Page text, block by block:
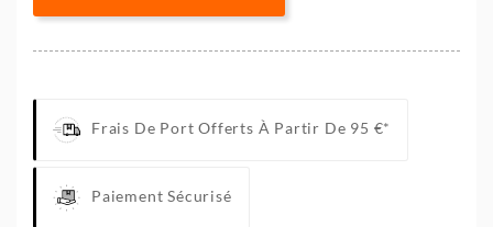
Frais De Port Offerts À Partir De 95 €*
Paiement Sécurisé